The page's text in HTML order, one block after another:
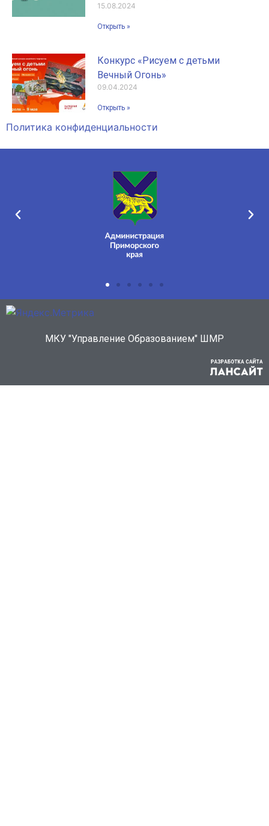
15.08.2024
Открыть »
Конкурс «Рисуем с детьми
Вечный Огонь»
09.04.2024
Открыть »
Политика конфиденциальности
МКУ "Управление Образованием" ШМР